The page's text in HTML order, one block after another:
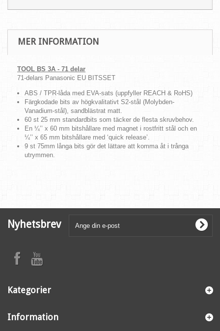
MER INFORMATION
TOOL BS 3A - 71 delar
71-delars Panasonic EU BITSSET
ABS / TPR-låda med EVA-sats (uppfyller REACH & RoHS)
Färgkodade bits av högkvalitativt S2-stål (Molybden-
Vanadium-stål), sandblästrat matt.
60 st 25 mm standardbits som täcker de flesta skruvbehov.
En ¼’’ x 60 mm bitshållare med magnet i rostfritt stål och en
¼’’ x 65 mm bitshållare med ‘quick release’.
9 st 75mm långa bits gör det lättare att komma åt i trånga
utrymmen.
Nyhetsbrev
Kategorier
Information